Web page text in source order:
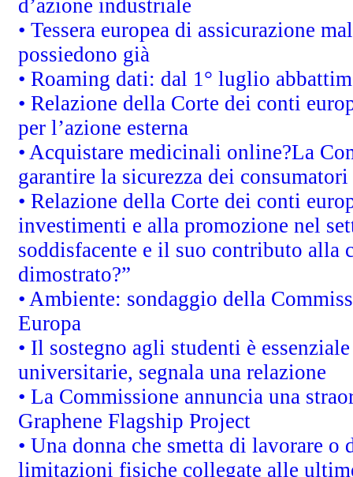
d’azione industriale
• Tessera europea di assicurazione
possiedono già
• Roaming dati: dal 1° luglio
• Relazione della Corte dei conti
per l’azione esterna
• Acquistare medicinali online?La
garantire la sicurezza dei consumatori
• Relazione della Corte dei conti
investimenti e alla promozione nel
soddisfacente e il suo contributo
dimostrato?”
• Ambiente: sondaggio della
Europa
• Il sostegno agli studenti è
universitarie, segnala una relazione
• La Commissione annuncia una
Graphene Flagship Project
• Una donna che smetta di lavorare
limitazioni fisiche collegate alle